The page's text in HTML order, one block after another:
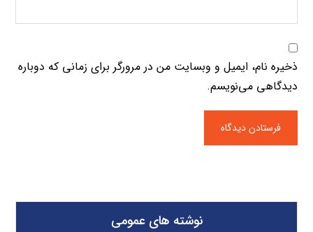
ذخیره نام، ایمیل و وبسایت من در مرورگر برای زمانی که دوباره
دیدگاهی می‌نویسم.
نوشته های عمومی